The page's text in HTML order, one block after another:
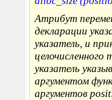
Атрибут
декларации
указатель, и
указатель
аргументом
аргументов